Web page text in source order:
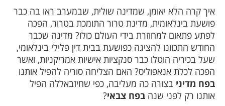
איך קרה הלא יאומן, שמדינה שולית, שבמערב ראו בה כבר
פושעת בינלאומית, מדינת טרור התומכת בטרור, הפכה
לפתע פתאום למחוזרת בידי העולם כולו? מדינה שכבר
החודש התכוונו להציגה כפושעת בבית דין פלילי בינלאומי,
שעל בכיריה הוטלו כבר סנקציות אישיות אמריקניות, ואשר
הפכה לכלת אנאפוליס? האם הצליחה סוריה להפיל אותנו
בפח מדיני בצורה כה מעליבה, כפי שחיזבאללה הפיל
אותנו רק לפני שנה בפח צבאי?